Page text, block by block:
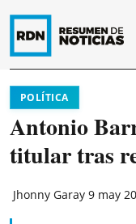
POLÍTICA
Antonio
titular tras
Jhonny Garay 9 may